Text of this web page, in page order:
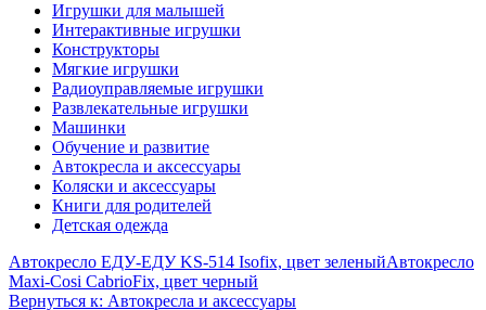
Игрушки для малышей
Интерактивные игрушки
Конструкторы
Мягкие игрушки
Радиоуправляемые игрушки
Развлекательные игрушки
Машинки
Обучение и развитие
Автокресла и аксессуары
Коляски и аксессуары
Книги для родителей
Детская одежда
Автокресло ЕДУ-ЕДУ KS-514 Isofix, цвет зеленыйАвтокресло
Maxi-Cosi CabrioFix, цвет черный
Вернуться к: Автокресла и аксессуары